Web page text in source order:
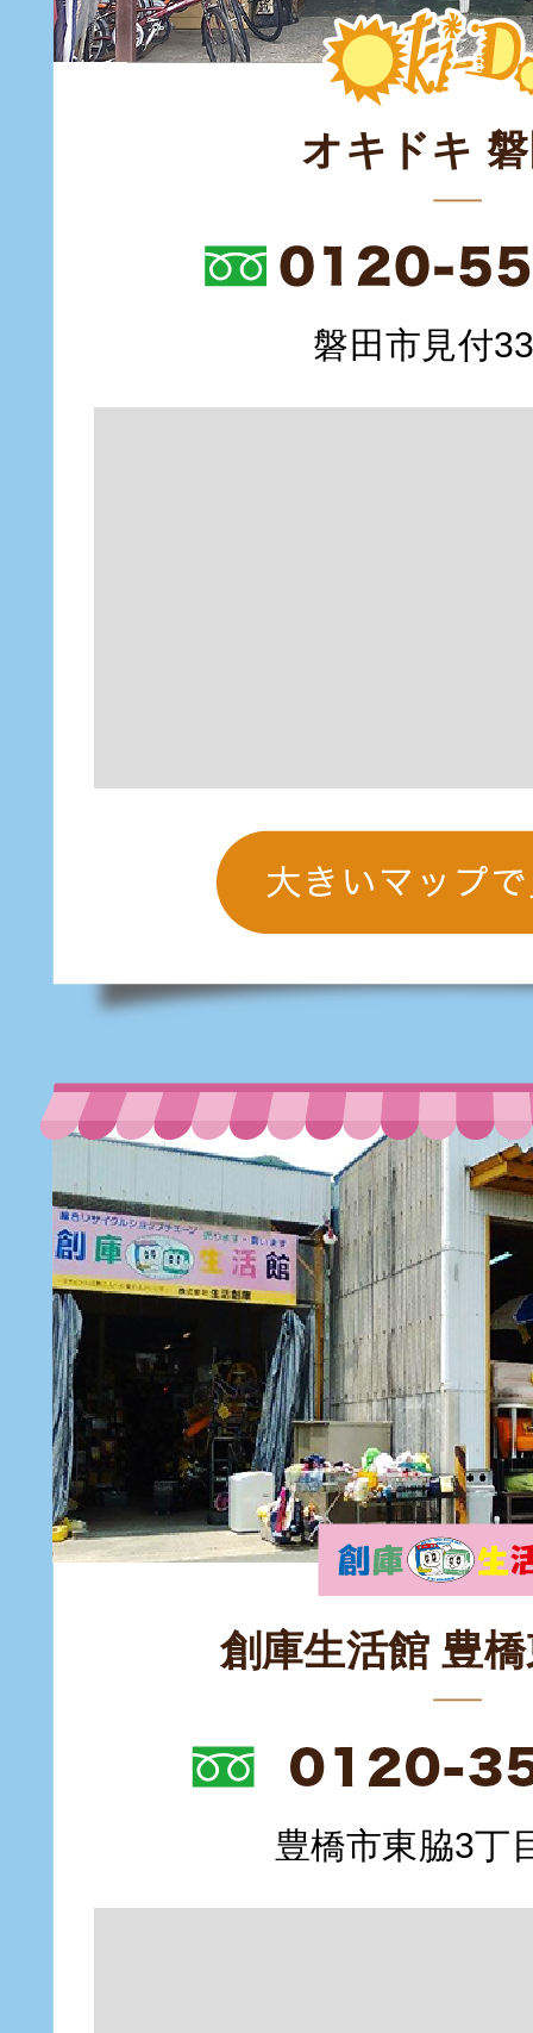
オキドキ
磐田市見付
創庫生活館 豊
豊橋市東脇3丁